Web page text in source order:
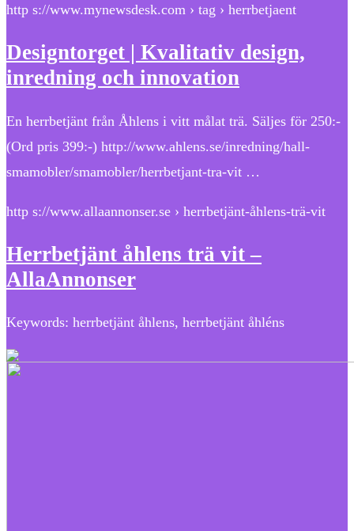
http s://www.mynewsdesk.com › tag › herrbetjaent
Designtorget | Kvalitativ design,
inredning och innovation
En herrbetjänt från Åhlens i vitt målat trä. Säljes för 250:-
(Ord pris 399:-) http://www.ahlens.se/inredning/hall-
smamobler/smamobler/herrbetjant-tra-vit …
http s://www.allaannonser.se › herrbetjänt-åhlens-trä-vit
Herrbetjänt åhlens trä vit –
AllaAnnonser
Keywords: herrbetjänt åhlens, herrbetjänt åhléns